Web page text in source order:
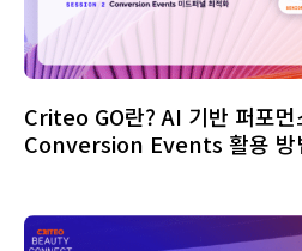
Criteo GO란? AI 기반 퍼포먼
Conversion Events 활용 방